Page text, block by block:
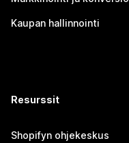
Kaupan hallinnointi
Resurssit
Shopifyn ohjekeskus